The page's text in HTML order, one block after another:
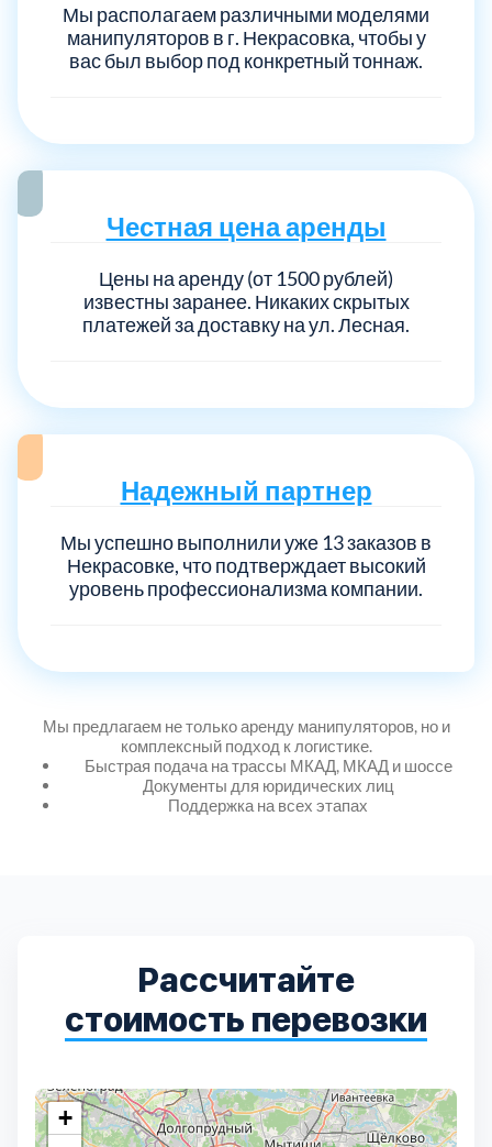
Мы располагаем различными моделями
манипуляторов в г. Некрасовка, чтобы у
вас был выбор под конкретный тоннаж.
Честная цена аренды
Цены на аренду (от 1500 рублей)
известны заранее. Никаких скрытых
платежей за доставку на ул. Лесная.
Надежный партнер
Мы успешно выполнили уже 13 заказов в
Некрасовке, что подтверждает высокий
уровень профессионализма компании.
Мы предлагаем не только аренду манипуляторов, но и
комплексный подход к логистике.
Быстрая подача на трассы МКАД, МКАД и шоссе
Документы для юридических лиц
Поддержка на всех этапах
Рассчитайте
стоимость перевозки
+
Выберите город:
Балашиха 5
Воскресенский
Долгопрудный
Домодедовский
Зеленоградский
Истринский 11
Каширский 2